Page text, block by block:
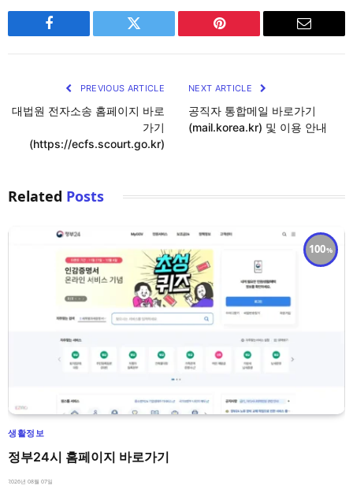
Facebook Twitter Pinterest Email
PREVIOUS ARTICLE
대법원 전자소송 홈페이지 바로
가기
(https://ecfs.scourt.go.kr)
NEXT ARTICLE
공직자 통합메일 바로가기
(mail.korea.kr) 및 이용 안내
Related Posts
100
생활정보
정부24시 홈페이지 바로가기
2026년 08월 07일